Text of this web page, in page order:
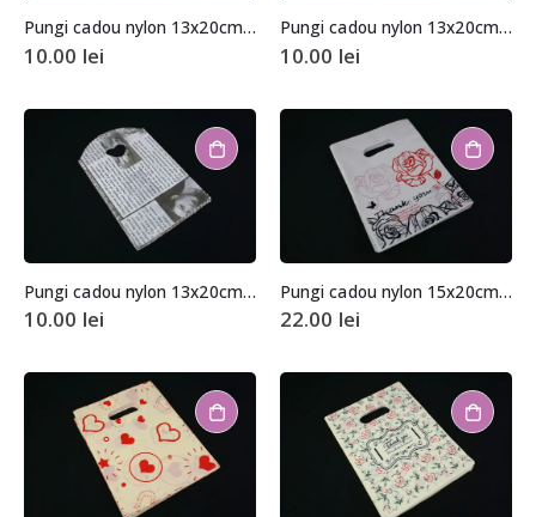
Pungi cadou nylon 13x20cm (aprox. 50 buc. +/- 2 buc.)
10.00 lei
Pungi cadou nylon 13x20cm (aprox. 50 buc. +/- 2 buc.)
10.00 lei
Pungi cadou nylon 13x20cm (aprox. 50 buc. +/- 2 buc.)
10.00 lei
Pungi cadou nylon 15x20cm (aprox. 100 buc. +/- 2 buc.)
22.00 lei